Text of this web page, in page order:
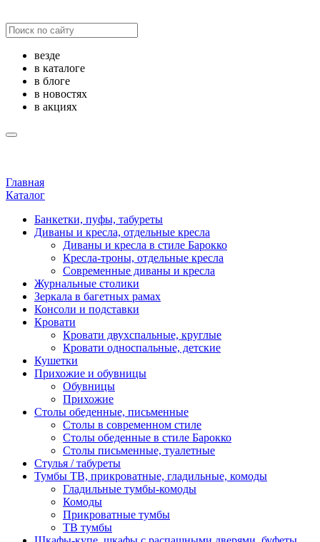
везде
в каталоге
в блоге
в новостях
в акциях
Главная
Каталог
Банкетки, пуфы, табуреты
Диваны и кресла, отдельные кресла
Диваны и кресла в стиле Барокко
Кресла-троны, отдельные кресла
Современные диваны и кресла
Журнальные столики
Зеркала в багетных рамах
Консоли и подставки
Кровати
Кровати двухспальные, круглые
Кровати односпальные, детские
Кушетки
Прихожие и обувницы
Обувницы
Прихожие
Столы обеденные, письменные
Столы в современном стиле
Столы обеденные в стиле Барокко
Столы письменные, туалетные
Стулья / табуреты
Тумбы ТВ, прикроватные, гладильные, комоды
Гладильные тумбы-комоды
Комоды
Прикроватные тумбы
ТВ тумбы